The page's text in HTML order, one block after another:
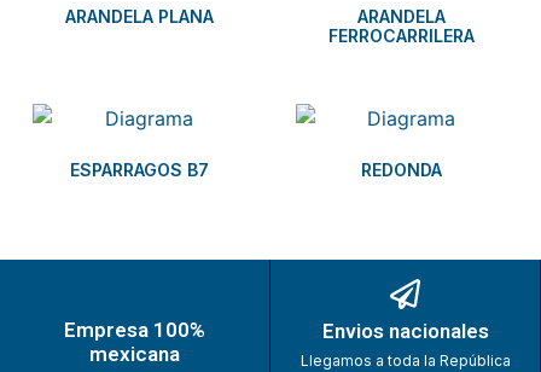
ARANDELA PLANA
ARANDELA
FERROCARRILERA
ESPARRAGOS B7 REDONDA
Empresa 100%
mexicana
Envios nacionales
Llegamos a toda la República